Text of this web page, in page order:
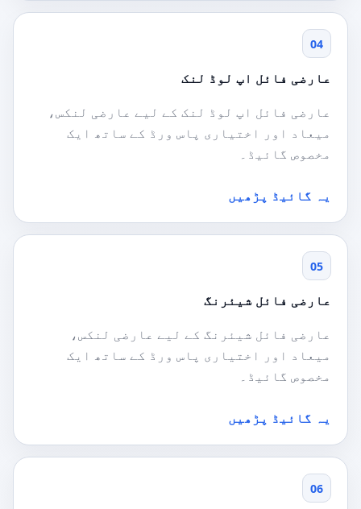
04
عارضی فائل اپ لوڈ لنک
عارضی فائل اپ لوڈ لنک کے لیے عارضی لنکس،
میعاد اور اختیاری پاس ورڈ کے ساتھ ایک
مخصوص گائیڈ۔
یہ گائیڈ پڑھیں
05
عارضی فائل شیئرنگ
عارضی فائل شیئرنگ کے لیے عارضی لنکس،
میعاد اور اختیاری پاس ورڈ کے ساتھ ایک
مخصوص گائیڈ۔
یہ گائیڈ پڑھیں
06